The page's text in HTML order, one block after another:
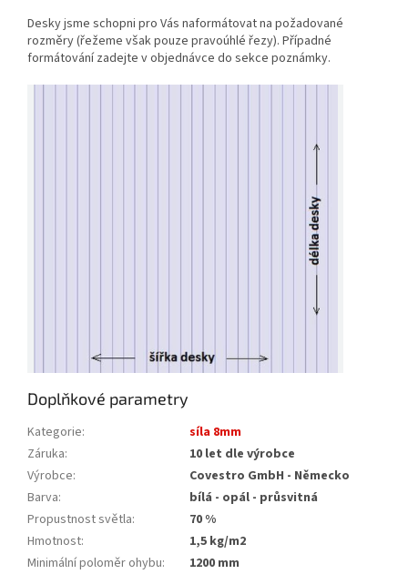
Desky jsme schopni pro Vás naformátovat na požadované
rozměry (řežeme však pouze pravoúhlé řezy). Případné
formátování zadejte v objednávce do sekce poznámky.
Doplňkové parametry
Kategorie:
síla 8mm
Záruka:
10 let dle výrobce
Výrobce:
Covestro GmbH - Německo
Barva:
bílá - opál - průsvitná
Propustnost světla:
70 %
Hmotnost:
1,5 kg/m2
Minimální poloměr ohybu:
1200 mm